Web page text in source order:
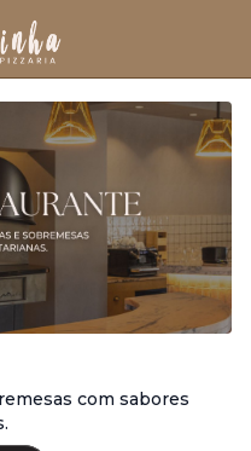
com sabores